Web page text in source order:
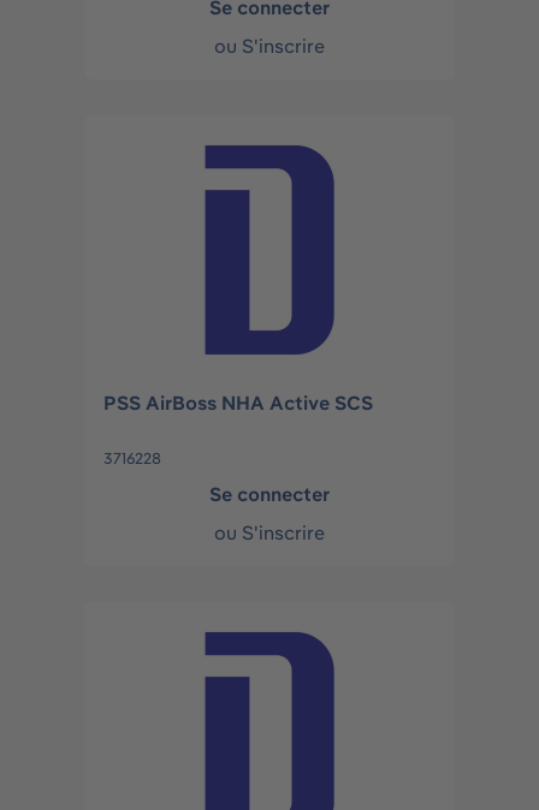
Se connecter
ou S'inscrire
PSS AirBoss NHA Active SCS
3716228
Se connecter
ou S'inscrire